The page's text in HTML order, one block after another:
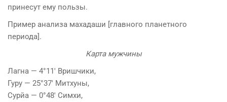
принесут ему пользы.
Пример анализа махадаши [главного планетного
периода].
Карта мужчины
Лагна — 4°11′ Вришчики,
Гуру — 25°37′ Митхуны,
Сyрйа — 0°48′ Симхи,